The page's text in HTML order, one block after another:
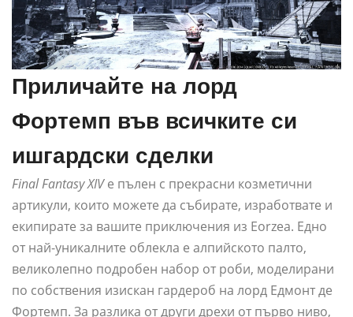
Приличайте на лорд
Фортемп във всичките си
ишгардски сделки
Final Fantasy XIVе пълен с прекрасни козметични
артикули, които можете да събирате, изработвате и
екипирате за вашите приключения из Eorzea. Едно
от най-уникалните облекла е алпийското палто,
великолепно подробен набор от роби, моделирани
по собствения изискан гардероб на лорд Едмонт де
Фортемп. За разлика от други дрехи от първо ниво,